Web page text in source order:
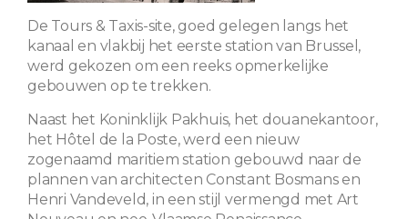
De Tours & Taxis-site, goed gelegen langs het
kanaal en vlakbij het eerste station van Brussel,
werd gekozen om een ​​reeks opmerkelijke
gebouwen op te trekken.
Naast het Koninklijk Pakhuis, het douanekantoor,
het Hôtel de la Poste, werd een nieuw
zogenaamd maritiem station gebouwd naar de
plannen van architecten Constant Bosmans en
Henri Vandeveld, in een stijl vermengd met Art